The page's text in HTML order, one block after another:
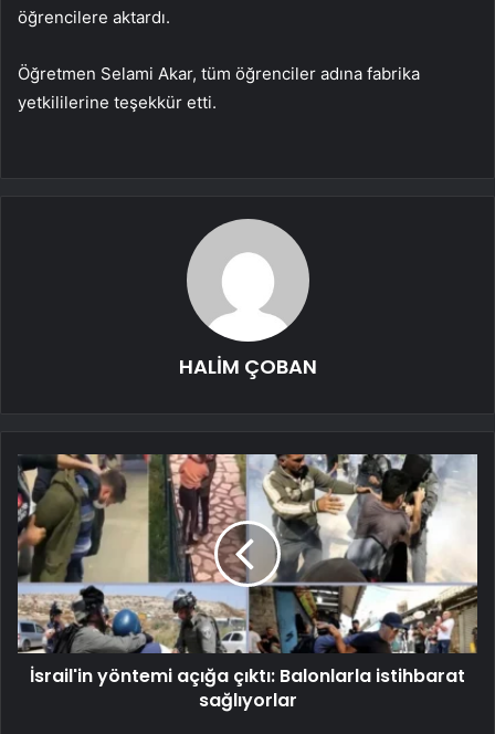
öğrencilere aktardı.
Öğretmen Selami Akar, tüm öğrenciler adına fabrika
yetkililerine teşekkür etti.
HALİM ÇOBAN
İsrail'in yöntemi açığa çıktı: Balonlarla istihbarat
sağlıyorlar